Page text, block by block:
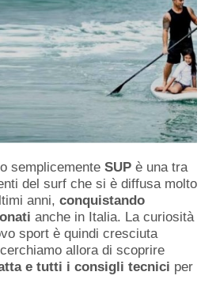
semplicemente SUP è una tra
del surf che si è diffusa molto
anni, conquistando
anche in Italia. La curiosità
sport è quindi cresciuta
allora di scoprire
e tutti i consigli tecnici per